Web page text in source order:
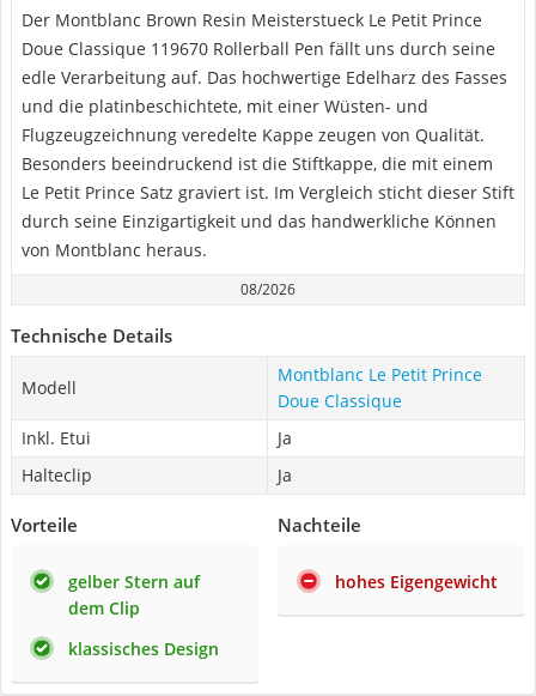
Der Montblanc Brown Resin Meisterstueck Le Petit Prince
Doue Classique 119670 Rollerball Pen fällt uns durch seine
edle Verarbeitung auf. Das hochwertige Edelharz des Fasses
und die platinbeschichtete, mit einer Wüsten- und
Flugzeugzeichnung veredelte Kappe zeugen von Qualität.
Besonders beeindruckend ist die Stiftkappe, die mit einem
Le Petit Prince Satz graviert ist. Im Vergleich sticht dieser Stift
durch seine Einzigartigkeit und das handwerkliche Können
von Montblanc heraus.
08/2026
Technische Details
Modell
Montblanc Le Petit Prince
Doue Classique
Inkl. Etui
Ja
Halteclip
Ja
Vorteile
gelber Stern auf
dem Clip
klassisches Design
Nachteile
hohes Eigengewicht